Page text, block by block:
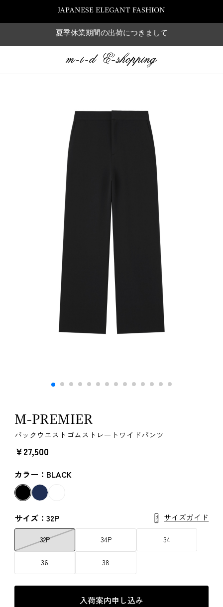
JAPANESE ELEGANT FASHION
夏季休業期間の出荷につきまして
M-PREMIER
バックウエストゴムストレートワイドパンツ
￥27,500
カラー：BLACK
サイズ：32P サイズガイド
32P 34P 34
36 38
入荷案内申し込み